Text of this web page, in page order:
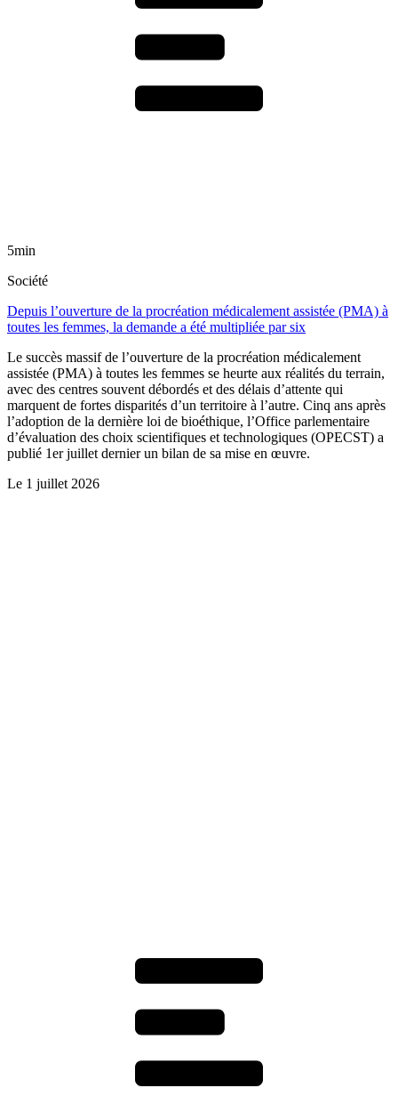
5min
Société
Depuis l’ouverture de la procréation médicalement assistée (PMA) à
toutes les femmes, la demande a été multipliée par six
Le succès massif de l’ouverture de la procréation médicalement
assistée (PMA) à toutes les femmes se heurte aux réalités du terrain,
avec des centres souvent débordés et des délais d’attente qui
marquent de fortes disparités d’un territoire à l’autre. Cinq ans après
l’adoption de la dernière loi de bioéthique, l’Office parlementaire
d’évaluation des choix scientifiques et technologiques (OPECST) a
publié 1er juillet dernier un bilan de sa mise en œuvre.
Le 1 juillet 2026